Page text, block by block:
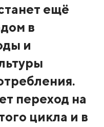
ещё
в
и
переход на
цикла и в